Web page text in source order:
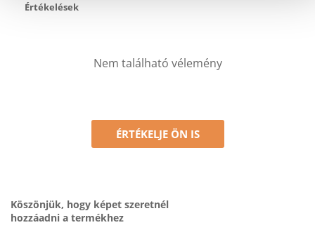
Értékelések
Nem található vélemény
ÉRTÉKELJE ÖN IS
Köszönjük, hogy képet szeretnél
hozzáadni a termékhez